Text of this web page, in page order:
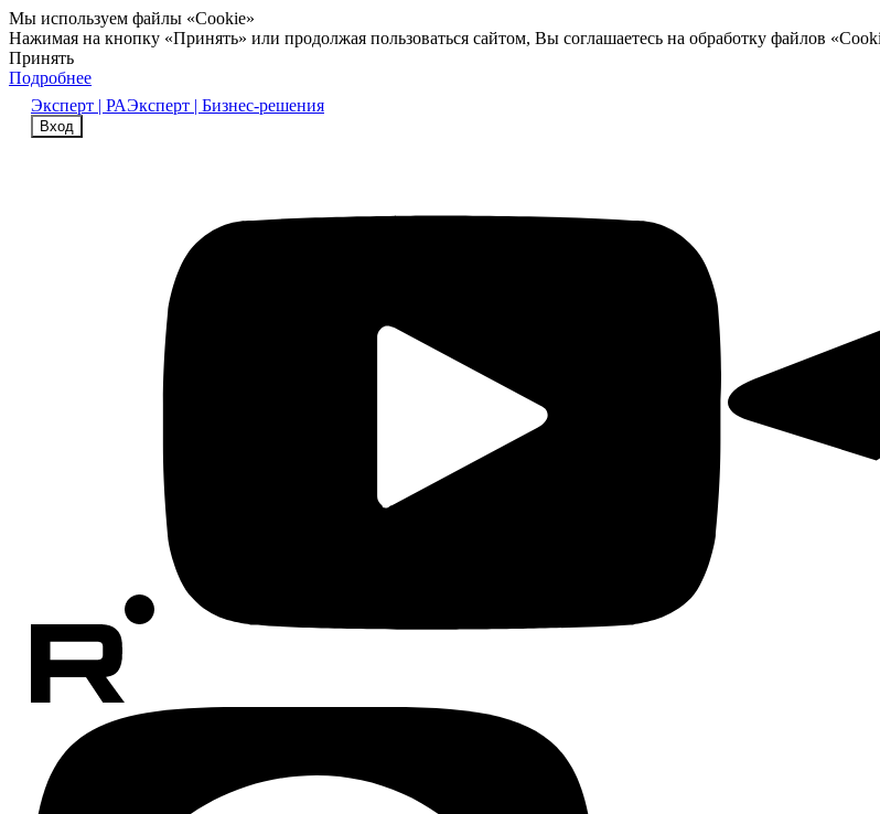
Мы используем файлы «Cookie»
Нажимая на кнопку «Принять» или продолжая пользоваться сайтом, Вы соглашаетесь на обработку файлов
Принять
Подробнее
Эксперт | РАЭксперт | Бизнес-решения
Вход